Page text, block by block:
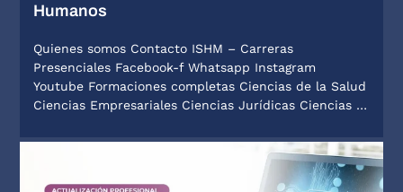
Humanos
Quienes somos Contacto ISHM – Carreras
Presenciales Facebook-f Whatsapp Instagram
Youtube Formaciones completas Ciencias de la Salud
Ciencias Empresariales Ciencias Jurídicas Ciencias …